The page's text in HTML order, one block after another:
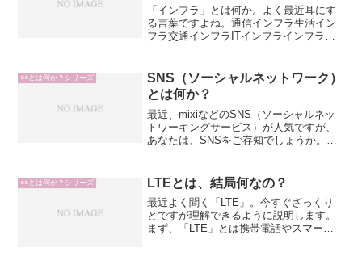
「インフラ」とは何か。よく最近耳にす
る言葉ですよね。通信インフラ生活イン
フラ交通インフラITインフラインフラ整
ですが、経済成長するにあたっての、元
となるものというか、そ...
○○とは何か？シリーズ
SNS（ソーシャルネットワーク）
とは何か？
最近、mixiなどのSNS（ソーシャルネッ
トワーキングサービス）が人気ですが、
あなたは、SNSをご存知でしょうか。有
以下、e-wordsより引用------...
○○とは何か？シリーズ LTEとは、結局何なの？
最近よく聞く「LTE」。今すぐざっくり
とですが理解できるように説明します。
まず、「LTE」とは携帯電話やスマート